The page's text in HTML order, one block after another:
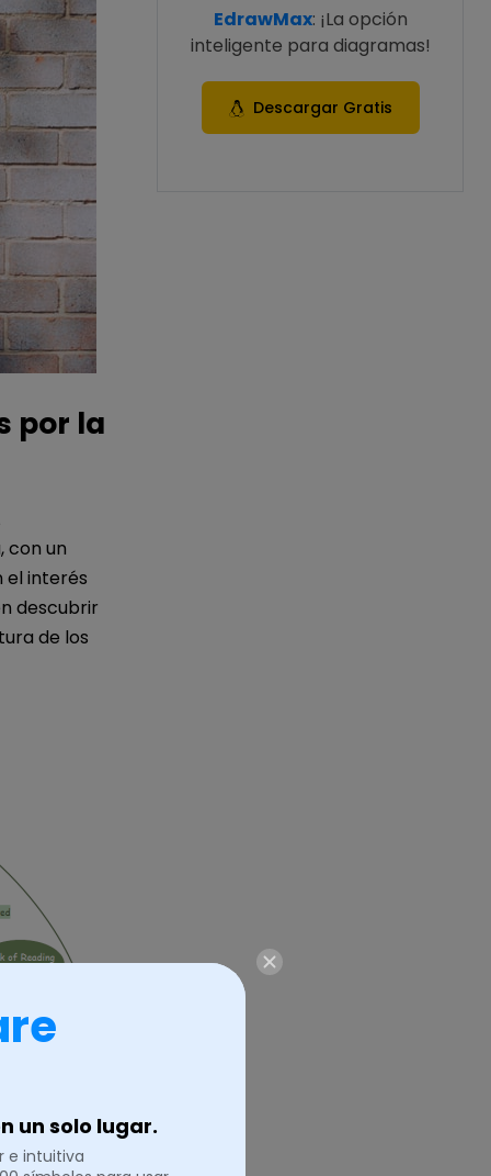
por la
con un
el interés
descubrir
de los
EdrawMax: ¡La opción
inteligente para diagramas!
Descargar Gratis
un solo lugar.
e intuitiva